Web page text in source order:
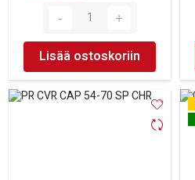
Lisää ostoskoriin